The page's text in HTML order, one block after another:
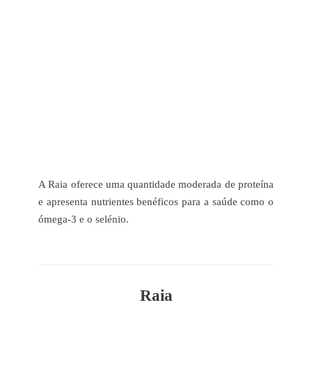
A Raia oferece uma quantidade moderada de proteína
e apresenta nutrientes benéficos para a saúde como o
ómega-3 e o selénio.
Raia